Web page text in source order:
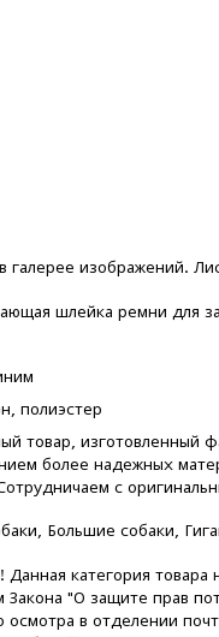
галерее изображений.
шлейка ремни для
полиэстер
товар, изготовленный
более надежных
с
Большие собаки,
категория товара
Закона "О защите прав
осмотра в отделении